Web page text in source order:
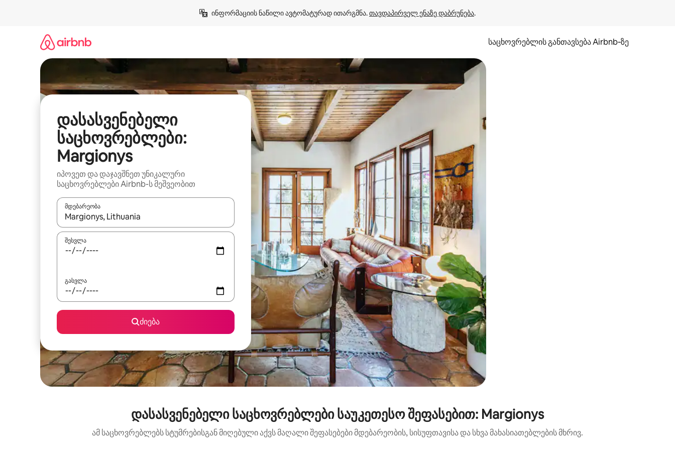
ინფორმაციის ნაწილი ავტომატურად ითარგმნა. თავდაპირველ ენაზე დაბრუნება.
საცხოვრებლის განთავსება Airbnb‑ზე
დასასვენებელი
საცხოვრებლები:
Margionys
იპოვეთ და დაჯავშნეთ უნიკალური
საცხოვრებლები Airbnb-ს მეშვეობით
მდებარეობა
როცა შედეგები ხელმისაწვდომი გახდება, ნავიგაციისთვის გამოიყენეთ კლავიშები ზემოთ/ქვემოთ მიმართული ისრებით ან შეხებისა თუ თითის გასმის ჟესტები.
შესვლა
გასვლა
ძიება
დასასვენებელი საცხოვრებლები საუკეთესო შეფასებით: Margionys
ამ საცხოვრებლებს სტუმრებისგან მიღებული აქვს მაღალი შეფასებები მდებარეობის, სისუფთავისა და სხვა მახასიათებლების მხრივ.